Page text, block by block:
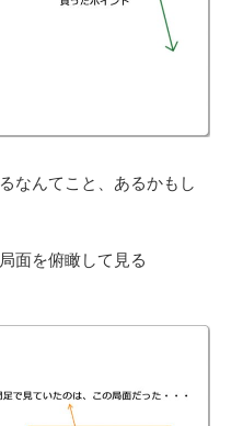
なんてこと、あるかもし
面を俯瞰して見る